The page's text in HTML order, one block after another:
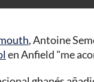
, Antoine
en Anfield "me